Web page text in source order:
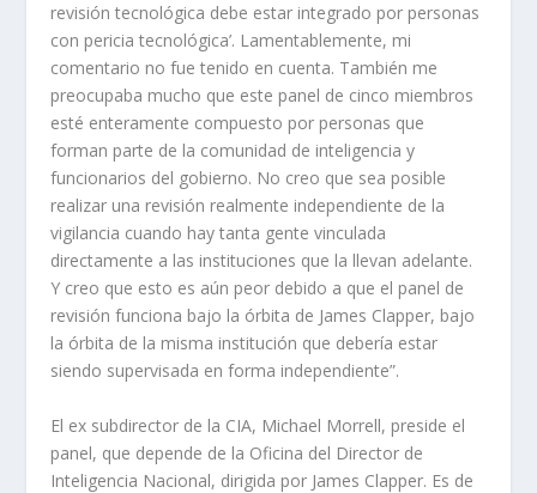
revisión tecnológica debe estar integrado por personas
con pericia tecnológica’. Lamentablemente, mi
comentario no fue tenido en cuenta. También me
preocupaba mucho que este panel de cinco miembros
esté enteramente compuesto por personas que
forman parte de la comunidad de inteligencia y
funcionarios del gobierno. No creo que sea posible
realizar una revisión realmente independiente de la
vigilancia cuando hay tanta gente vinculada
directamente a las instituciones que la llevan adelante.
Y creo que esto es aún peor debido a que el panel de
revisión funciona bajo la órbita de James Clapper, bajo
la órbita de la misma institución que debería estar
siendo supervisada en forma independiente”.
El ex subdirector de la CIA, Michael Morrell, preside el
panel, que depende de la Oficina del Director de
Inteligencia Nacional, dirigida por James Clapper. Es de